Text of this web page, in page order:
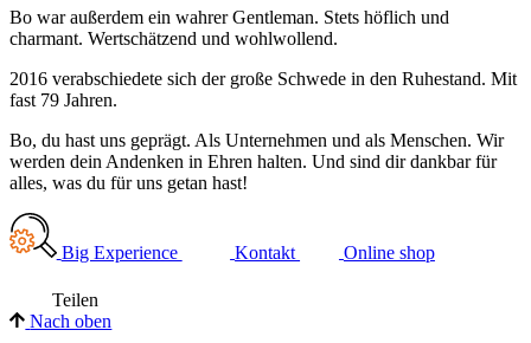
Bo war außerdem ein wahrer Gentleman. Stets höflich und
charmant. Wertschätzend und wohlwollend.
2016 verabschiedete sich der große Schwede in den Ruhestand. Mit
fast 79 Jahren.
Bo, du hast uns geprägt. Als Unternehmen und als Menschen. Wir
werden dein Andenken in Ehren halten. Und sind dir dankbar für
alles, was du für uns getan hast!
Big Experience Kontakt Online shop
Teilen
Nach oben